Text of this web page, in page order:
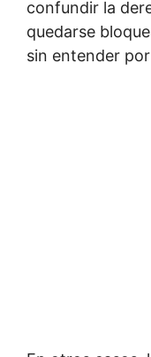
confundir la
quedarse
sin entender